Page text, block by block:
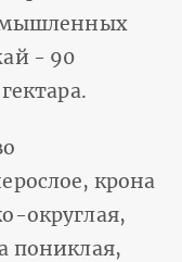
- 90
крона
округлая,
пониклая,